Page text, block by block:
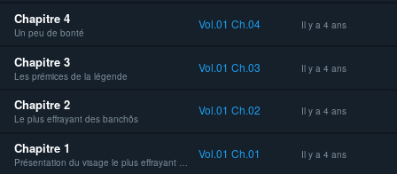
Chapitre 4
Un peu de bonté
Vol.01 Ch.04 Il y a 4 ans
Chapitre 3
Les prémices de la légende
Vol.01 Ch.03 Il y a 4 ans
Chapitre 2
Le plus effrayant des banchôs
Vol.01 Ch.02 Il y a 4 ans
Chapitre 1
Présentation du visage le plus effrayant qu'il soit !!!
Vol.01 Ch.01 Il y a 4 ans